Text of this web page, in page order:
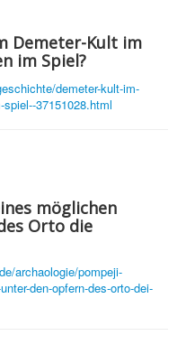
Demeter-Kult im
im Spiel?
demeter-kult-im-
37151028.html
möglichen
Orto die
archaologie/pompeji-
den-opfern-des-orto-dei-